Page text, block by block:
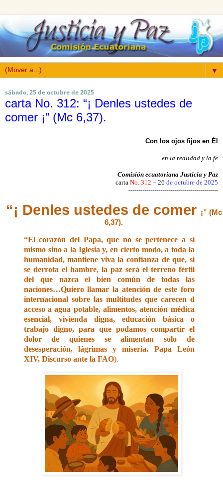
▼
sábado, 25 de octubre de 2025
carta No. 312: “¡ Denles ustedes de
comer ¡” (Mc 6,37).
Con los ojos fijos en Él
en la realidad y la fe
Comisión ecuatoriana Justicia y Paz
carta No. 312 – 26 de octubre de 2025
---------------------------------------------
“¡ Denles ustedes de comer ¡” (Mc
6,37).
“El corazón del Papa, que no se pertenece a sí
mismo sino a la Iglesia y, en cierto modo, a toda la
humanidad, mantiene viva la confianza de que, si
se derrota el hambre, la paz será el terreno fértil
del que nazca el bien común de todas las
naciones…Quiero llamar la atención de este foro
internacional sobre las multitudes que carecen d
acceso a agua potable, alimentos, atención médica
esencial, vivienda digna, educación básica o
trabajo digno, para que podamos compartir el
dolor de quienes se alimentan solo de
desesperación, lágrimas y miseria. Papa León
XIV, Discurso ante la FAO).